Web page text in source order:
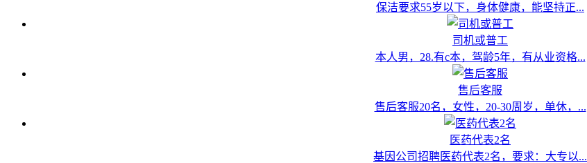
保洁要求55岁以下，身体健康，能坚持正...
司机或普工
本人男，28.有c本，驾龄5年，有从业资格...
售后客服
售后客服20名，女性，20-30周岁，单休，...
医药代表2名
基因公司招聘医药代表2名，要求：大专以...